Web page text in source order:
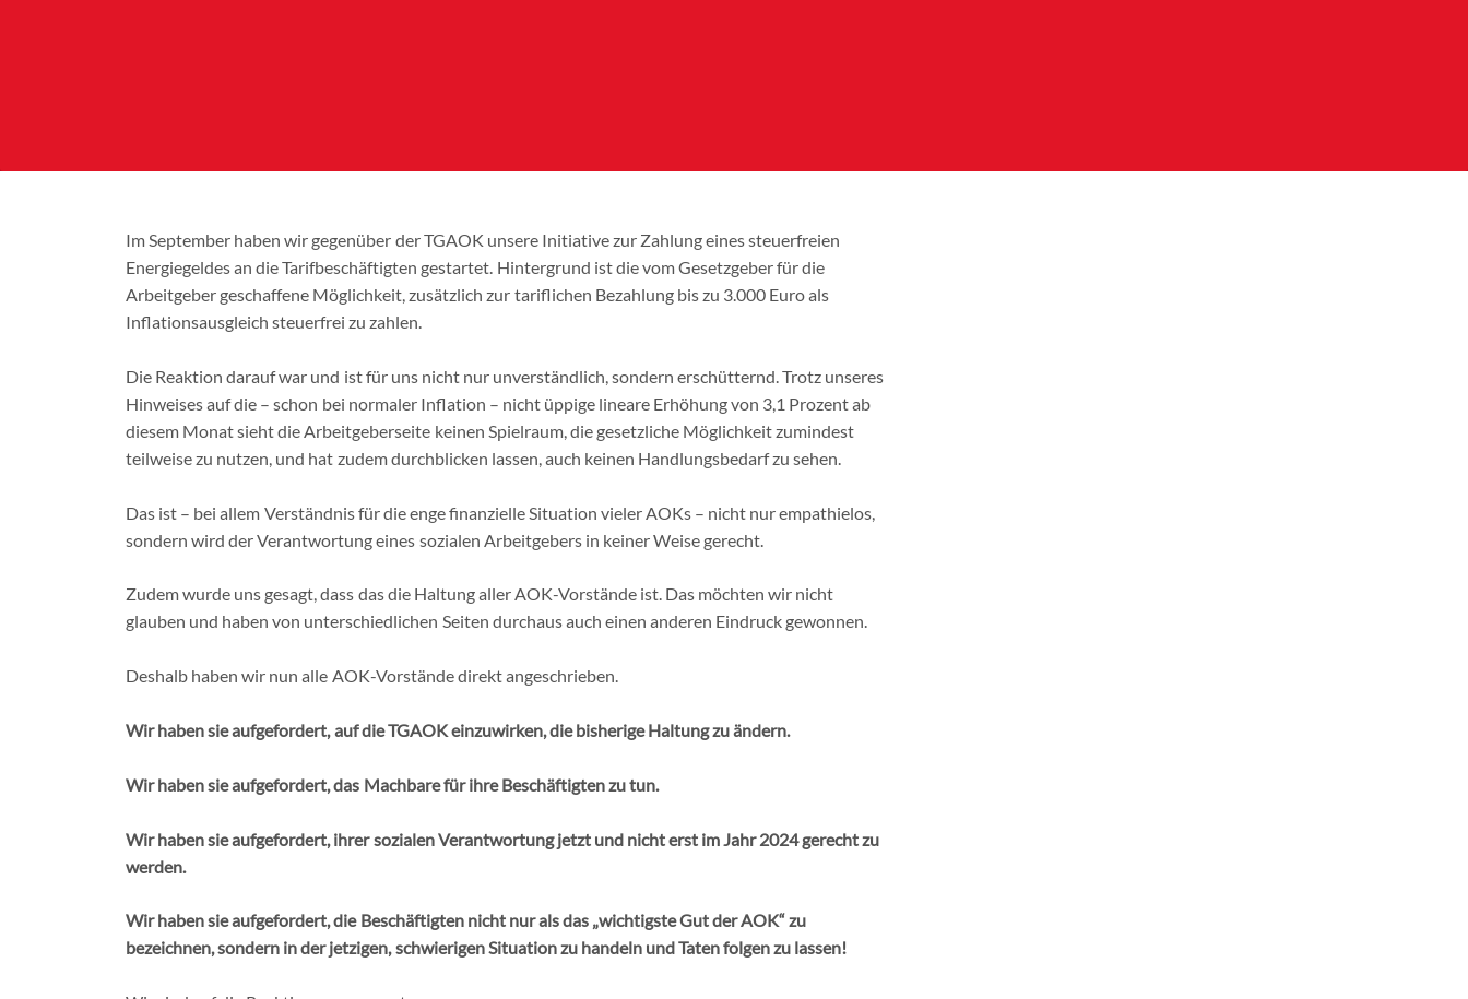
Im September haben wir gegenüber der TGAOK unsere Initiative zur Zahlung eines steuerfreien
Energiegeldes an die Tarifbeschäftigten gestartet. Hintergrund ist die vom Gesetzgeber für die
Arbeitgeber geschaffene Möglichkeit, zusätzlich zur tariflichen Bezahlung bis zu 3.000 Euro als
Inflationsausgleich steuerfrei zu zahlen.
Die Reaktion darauf war und ist für uns nicht nur unverständlich, sondern erschütternd. Trotz unseres
Hinweises auf die – schon bei normaler Inflation – nicht üppige lineare Erhöhung von 3,1 Prozent ab
diesem Monat sieht die Arbeitgeberseite keinen Spielraum, die gesetzliche Möglichkeit zumindest
teilweise zu nutzen, und hat zudem durchblicken lassen, auch keinen Handlungsbedarf zu sehen.
Das ist – bei allem Verständnis für die enge finanzielle Situation vieler AOKs – nicht nur empathielos,
sondern wird der Verantwortung eines sozialen Arbeitgebers in keiner Weise gerecht.
Zudem wurde uns gesagt, dass das die Haltung aller AOK-Vorstände ist. Das möchten wir nicht
glauben und haben von unterschiedlichen Seiten durchaus auch einen anderen Eindruck gewonnen.
Deshalb haben wir nun alle AOK-Vorstände direkt angeschrieben.
Wirhaben sie aufgefordert, auf die TGAOK einzuwirken, die bisherige Haltung zu ändern.
Wir haben sie aufgefordert, das Machbare für ihre Beschäftigten zu tun.
Wir haben sie aufgefordert, ihrer sozialen Verantwortung jetzt und nicht erst im Jahr 2024 gerecht zu
werden.
Wir haben sie aufgefordert, die Beschäftigten nicht nur als das „wichtigste Gut der AOK“ zu
bezeichnen, sondern in der jetzigen, schwierigen Situation zu handeln und Taten folgen zu lassen!